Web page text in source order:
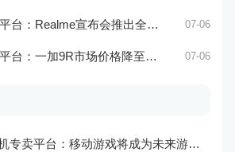
宣布会推出全新Realme X10 Max 5G 07-06
一加9R市场价格降至2000元以下 07-06
忠机者手机专卖平台：移动游戏将成为未来游戏市场的重要组成部分